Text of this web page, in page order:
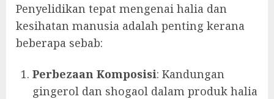
Penyelidikan tepat mengenai halia dan
kesihatan manusia adalah penting kerana
beberapa sebab:
Perbezaan Komposisi: Kandungan
gingerol dan shogaol dalam produk halia